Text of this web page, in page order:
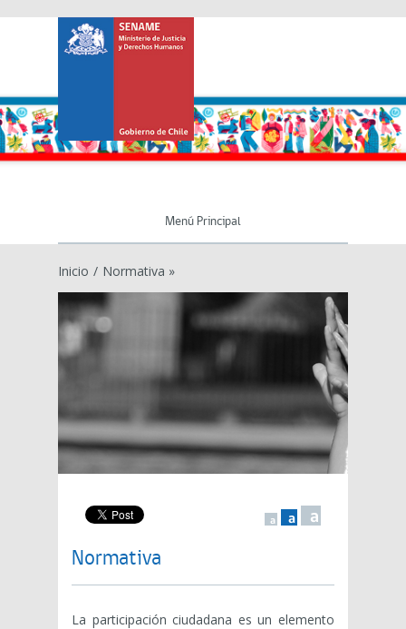
Menú Principal
Inicio / Normativa »
a a a
Normativa
La participación ciudadana es un elemento